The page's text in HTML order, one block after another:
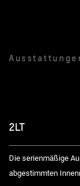
2LT
Die serienmäßige
abgestimmten